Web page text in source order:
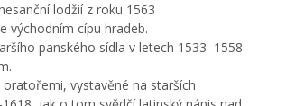
lodžií z roku 1563
východním cípu hradeb.
panského sídla v letech 1533–1558
vystavěné na starších